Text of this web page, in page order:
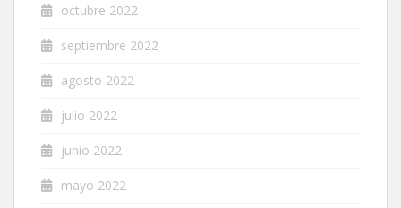
octubre 2022
septiembre 2022
agosto 2022
julio 2022
junio 2022
mayo 2022